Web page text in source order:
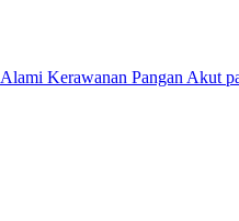
Kerawanan Pangan Akut